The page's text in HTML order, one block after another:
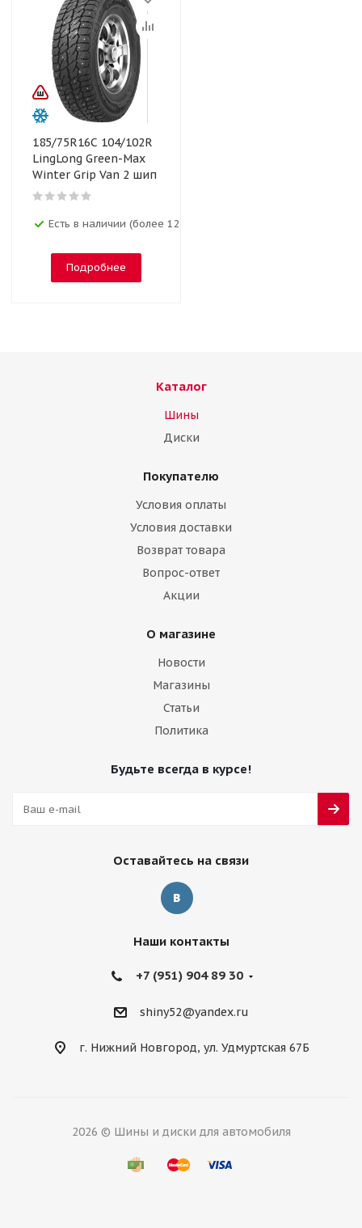
185/75R16C 104/102R
LingLong Green-Max
Winter Grip Van 2 шип
Есть в наличии (более 12)
Подробнее
Каталог
Шины
Диски
Покупателю
Условия оплаты
Условия доставки
Возврат товара
Вопрос-ответ
Акции
О магазине
Новости
Магазины
Статьи
Политика
Будьте всегда в курсе!
Оставайтесь на связи
Наши контакты
+7 (951) 904 89 30
shiny52@yandex.ru
г. Нижний Новгород, ул. Удмуртская 67Б
2026 © Шины и диски для автомобиля